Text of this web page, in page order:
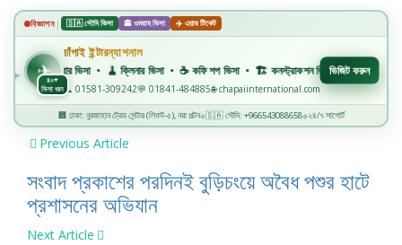
বিজ্ঞাপন | 🇸🇦 সৌদি ভিসা 🕋 ওমরাহ ভিসা ✈️ এয়ার টিকেট
✈৪০+
ভিসা ধরন
চাঁপাই ইন্টারন্যাশনাল
💈 বারবার ভিসা • 🧹 ক্লিনার ভিসা • ☕ কফি শপ ভিসা • 🏗️ কনস্ট্রাকশন ভিসা • 🏭 ফ্যাক্টরি
📞 01581-309242💬 01841-484885🌐 chapaiinternational.com
ভিজিট করুন
🏢 ঢাকা: নুরজাহান ট্রেড সেন্টার (লিফট-৫), নয়া পল্টন◆🇸🇦 সৌদি: +966543088658◆২৪/৭ সাপোর্ট
✈️
Previous Article
সংবাদ প্রকাশের পরদিনই বুড়িচংয়ে অবৈধ পশুর হাটে
প্রশাসনের অভিযান
Next Article